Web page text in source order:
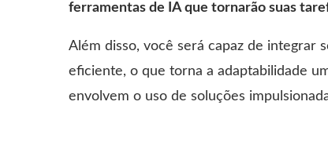
ferramentas de IA que tornarão suas
Além disso, você será capaz de integrar
eficiente, o que torna a adaptabilidade
envolvem o uso de soluções